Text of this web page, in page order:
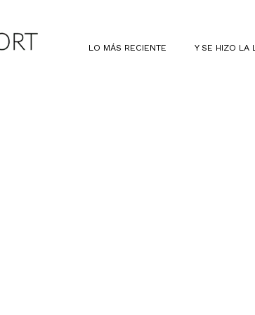
LO MÁS RECIENTE Y SE HIZO LA